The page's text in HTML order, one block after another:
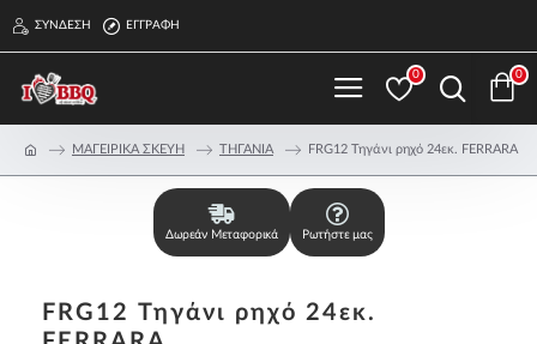
ΣΎΝΔΕΣΗ ΕΓΓΡΑΦΉ
0 0
ΜΑΓΕΙΡΙΚΑ ΣΚΕΥΗ ΤΗΓΑΝΙΑ FRG12 Τηγάνι ρηχό 24εκ. FERRARA
Δωρεάν Μεταφορικά Ρωτήστε μας
FRG12 Τηγάνι ρηχό 24εκ.